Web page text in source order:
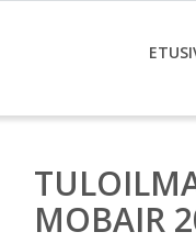
MOBAIR